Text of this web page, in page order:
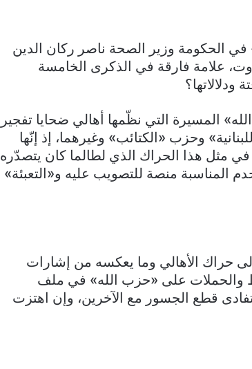
الحكومة وزير الصحة ناصر ركان الدين
علامة فارقة في الذكرى الخامسة
ودلالاتها؟
المسيرة التي نظّمها أهالي ضحايا تفجير
وحزب «الكتائب» وغيرهما، إذ إنّها
في مثل هذا الحراك الذي لطالما كان يتصدّره
منصة للتصويب عليه و«التعبئة»
حراك الأهالي وما يعكسه من إشارات
والحملات على «حزب الله» في ملف
قطع الجسور مع الآخرين، وإن اهتزت